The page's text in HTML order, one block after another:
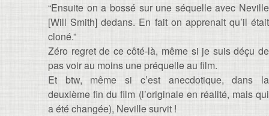
“Ensuite on a bossé sur une séquelle avec Neville
[Will Smith] dedans. En fait on apprenait qu’il était
cloné.”
Zéro regret de ce côté-là, même si je suis déçu de
pas voir au moins une préquelle au film.
Et btw, même si c’est anecdotique, dans la
deuxième fin du film (l’originale en réalité, mais qui
a été changée), Neville survit !